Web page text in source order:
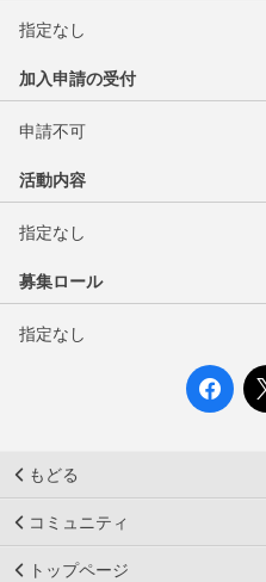
指定なし
加入申請の受付
申請不可
活動内容
指定なし
募集ロール
指定なし
もどる
コミュニティ
トップページ